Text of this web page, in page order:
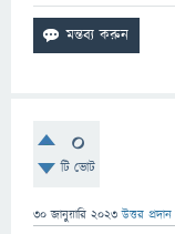
0
টি ভোট
30 জানুয়ারি 2023 উত্তর প্রদান